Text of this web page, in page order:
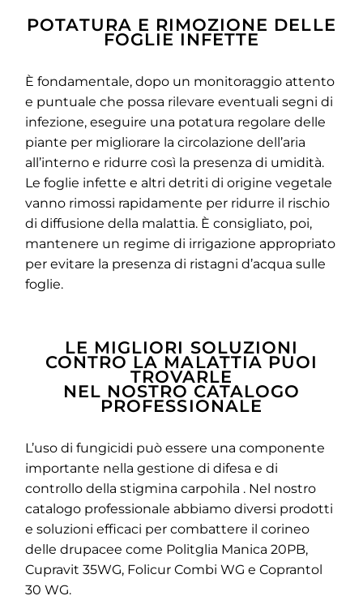
POTATURA E RIMOZIONE DELLE
FOGLIE INFETTE
È fondamentale, dopo un monitoraggio attento
e puntuale che possa rilevare eventuali segni di
infezione, eseguire una potatura regolare delle
piante per migliorare la circolazione dell’aria
all’interno e ridurre così la presenza di umidità.
Le foglie infette e altri detriti di origine vegetale
vanno rimossi rapidamente per ridurre il rischio
di diffusione della malattia. È consigliato, poi,
mantenere un regime di irrigazione appropriato
per evitare la presenza di ristagni d’acqua sulle
foglie.
LE MIGLIORI SOLUZIONI
CONTRO LA MALATTIA PUOI
TROVARLE
NEL NOSTRO CATALOGO
PROFESSIONALE
L’uso di fungicidi può essere una componente
importante nella gestione di difesa e di
controllo della stigmina carpohila . Nel nostro
catalogo professionale abbiamo diversi prodotti
e soluzioni efficaci per combattere il corineo
delle drupacee come Politglia Manica 20PB,
Cupravit 35WG, Folicur Combi WG e Coprantol
30 WG.